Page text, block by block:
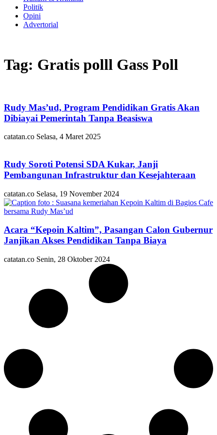
Politik
Opini
Advertorial
Tag: Gratis polll Gass Poll
Rudy Mas’ud, Program Pendidikan Gratis Akan
Dibiayai Pemerintah Tanpa Beasiswa
catatan.co Selasa, 4 Maret 2025
Rudy Soroti Potensi SDA Kukar, Janji
Pembangunan Infrastruktur dan Kesejahteraan
catatan.co Selasa, 19 November 2024
Acara “Kepoin Kaltim”, Pasangan Calon Gubernur
Janjikan Akses Pendidikan Tanpa Biaya
catatan.co Senin, 28 Oktober 2024